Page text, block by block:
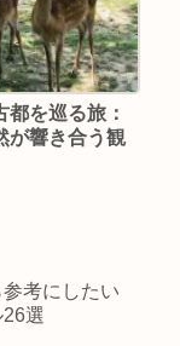
都を巡る旅：
が響き合う観
考にしたい
選